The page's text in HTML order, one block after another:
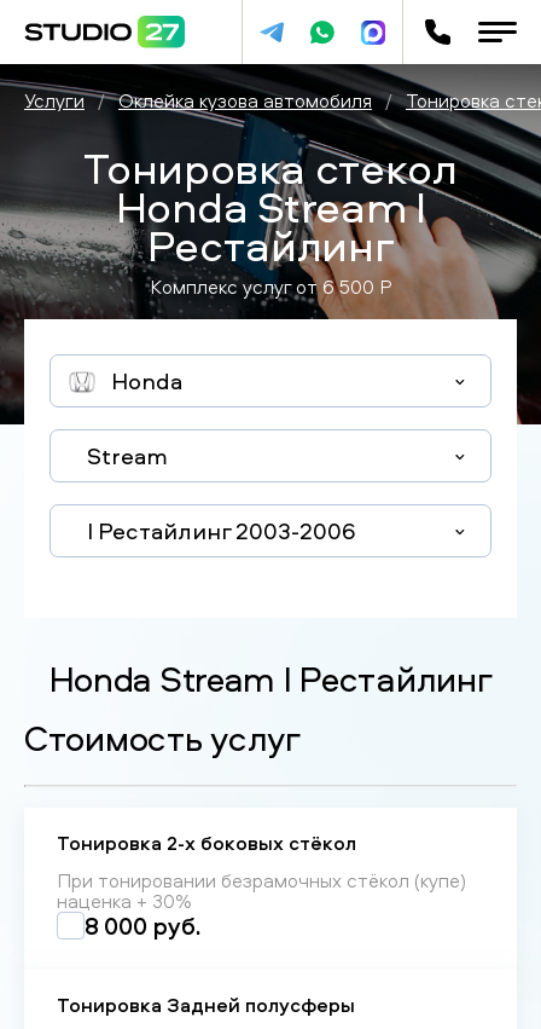
Услуги / Оклейка кузова автомобиля / Тонировка
Тонировка стекол
Honda Stream I
Рестайлинг
Комплекс услуг от6 500 P
Honda
Stream
I Рестайлинг 2003-2006
Honda Stream I Рестайлинг
Стоимость услуг
Тонировка 2-х боковых стёкол
При тонировании безрамочных стёкол (купе)
наценка + 30%
8 000 руб.
Тонировка Задней полусферы